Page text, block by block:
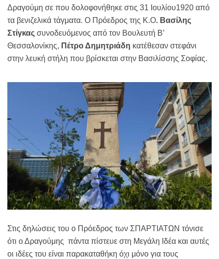
Δραγούμη σε που δολοφονήθηκε στις 31 Ιουλίου1920 από
τα βενιζελικά τάγματα. Ο Πρόεδρος της Κ.Ο. Βασίλης
Στίγκας συνοδευόμενος από τον Βουλευτή Β’
Θεσσαλονίκης, Πέτρο Δημητριάδη κατέθεσαν στεφάνι
στην λευκή στήλη που βρίσκεται στην Βασιλίσσης Σοφίας.
Στις δηλώσεις του ο Πρόεδρος των ΣΠΑΡΤΙΑΤΩΝ τόνισε
ότι ο Δραγούμης πάντα πίστευε στη Μεγάλη Ιδέα και αυτές
οι ιδέες του είναι παρακαταθήκη όχι μόνο για τους